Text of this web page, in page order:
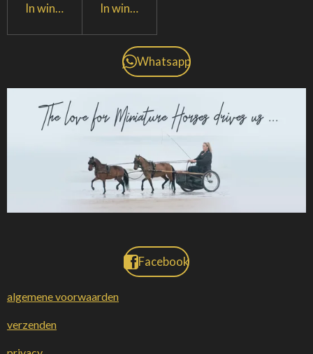
In winkelwagenIn winkelwagen
Whatsapp
Facebook
algemene voorwaarden
verzenden